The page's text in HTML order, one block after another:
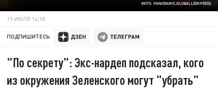
ФОТО: PANORAMIC/GLOBALLOOKPRESS
19 ИЮЛЯ 14:18
ПОДПИШИТЕСЬ:
"По секрету": Экс-нардеп подсказал, кого
из окружения Зеленского могут "убрать"